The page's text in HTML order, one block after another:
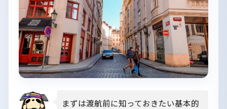
まずは渡航前に知っておきたい基本的